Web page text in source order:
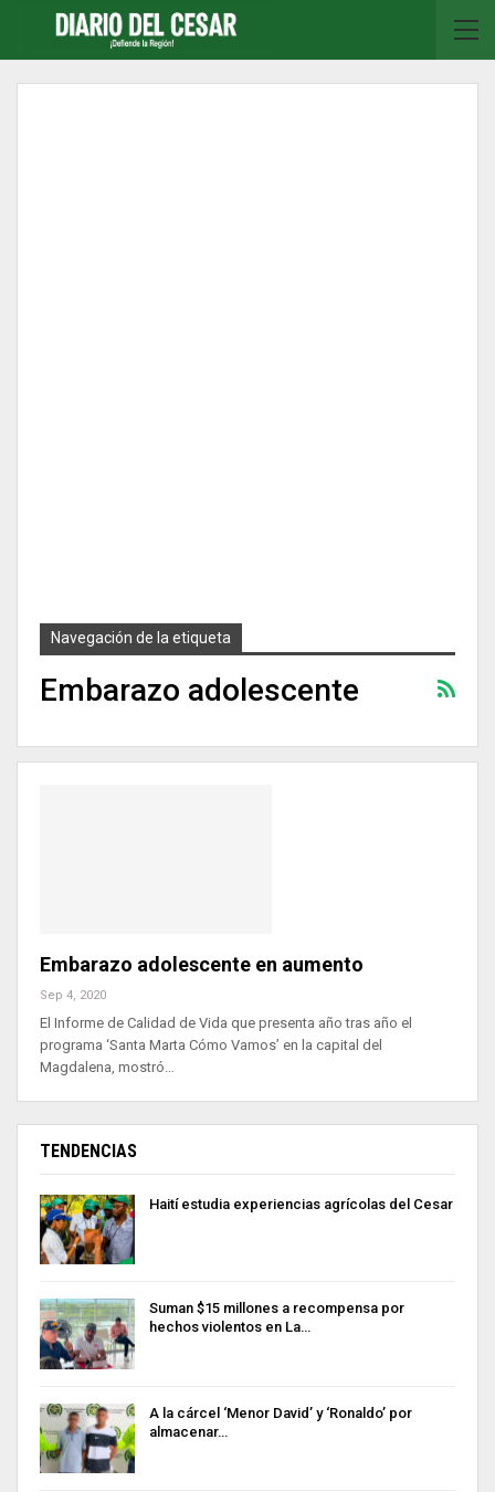
Navegación de la etiqueta
Embarazo adolescente
Embarazo adolescente en aumento
Sep 4, 2020
El Informe de Calidad de Vida que presenta año tras año el
programa ‘Santa Marta Cómo Vamos’ en la capital del
Magdalena, mostró…
TENDENCIAS
Haití estudia experiencias agrícolas del Cesar
Suman $15 millones a recompensa por
hechos violentos en La…
A la cárcel ‘Menor David’ y ‘Ronaldo’ por
almacenar…